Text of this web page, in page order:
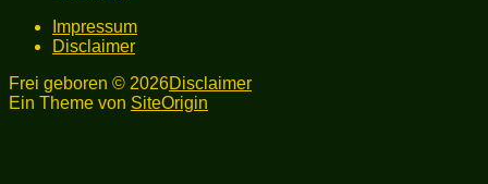
Impressum
Disclaimer
Frei geboren © 2026Disclaimer
Ein Theme von SiteOrigin